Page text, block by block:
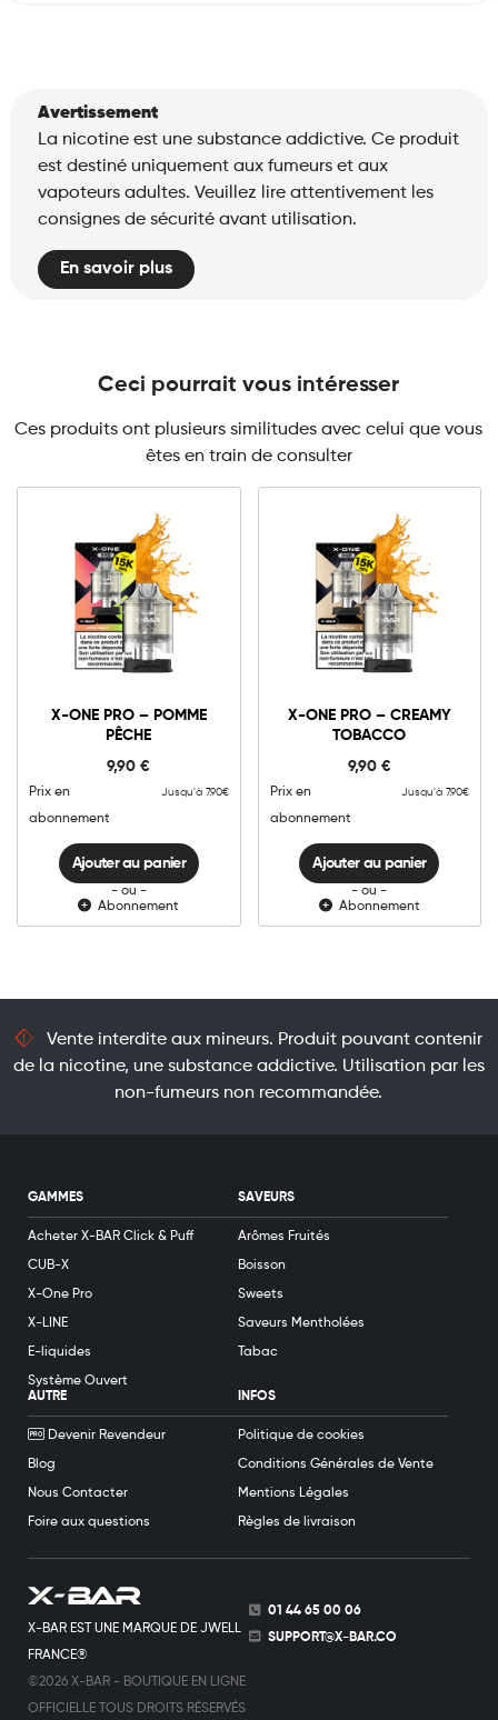
Avertissement
La nicotine est une substance addictive. Ce produit
est destiné uniquement aux fumeurs et aux
vapoteurs adultes. Veuillez lire attentivement les
consignes de sécurité avant utilisation.
En savoir plus
Ceci pourrait vous intéresser
Ces produits ont plusieurs similitudes avec celui que vous
êtes en train de consulter
X-ONE PRO – POMME
PÊCHE
9,90€
Prix en
abonnement
Jusqu'à 7.90€
10mg 20mg
ONE
-
Pêche
quantité
Ajouter au panier
Ajouter au panier
- ou -
Abonnement
X-ONE PRO – CREAMY
TOBACCO
9,90 €
Prix en
abonnement
Jusqu'à 7.90€
10mg 20mg
ONE
-
Tobacco
quantité
Ajouter au panier
Ajouter au panier
- ou -
Abonnement
Vente interdite aux mineurs. Produit pouvant contenir
de la nicotine, une substance addictive. Utilisation par les
non-fumeurs non recommandée.
X-BAR EST UNE MARQUE DE JWELL
FRANCE®
©2026 X-BAR - BOUTIQUE EN LIGNE
OFFICIELLE TOUS DROITS RÉSERVÉS
01 44 65 00 06
SUPPORT@X-BAR.CO
GAMMES
Acheter X-BAR Click & Puff
CUB-X
X-One Pro
X-LINE
E-liquides
Système Ouvert
SAVEURS
Arômes Fruités
Boisson
Sweets
Saveurs Mentholées
Tabac
AUTRE
Devenir Revendeur
Blog
Nous Contacter
Foire aux questions
INFOS
Politique de cookies
Conditions Générales de Vente
Mentions Légales
Règles de livraison